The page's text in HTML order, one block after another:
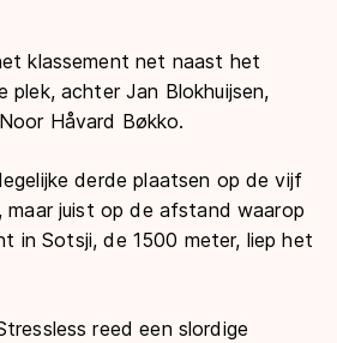
klassement net naast het
plek, achter Jan Blokhuijsen,
Håvard Bøkko.
derde plaatsen op de vijf
maar juist op de afstand waarop
in Sotsji, de 1500 meter, liep het
reed een slordige